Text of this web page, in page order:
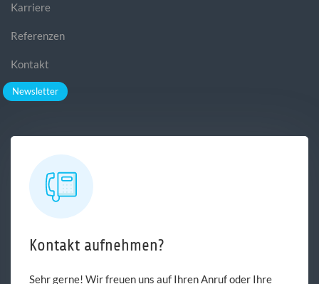
Karriere
Referenzen
Kontakt
Newsletter
Kontakt aufnehmen?
Sehr gerne! Wir freuen uns auf Ihren Anruf oder Ihre